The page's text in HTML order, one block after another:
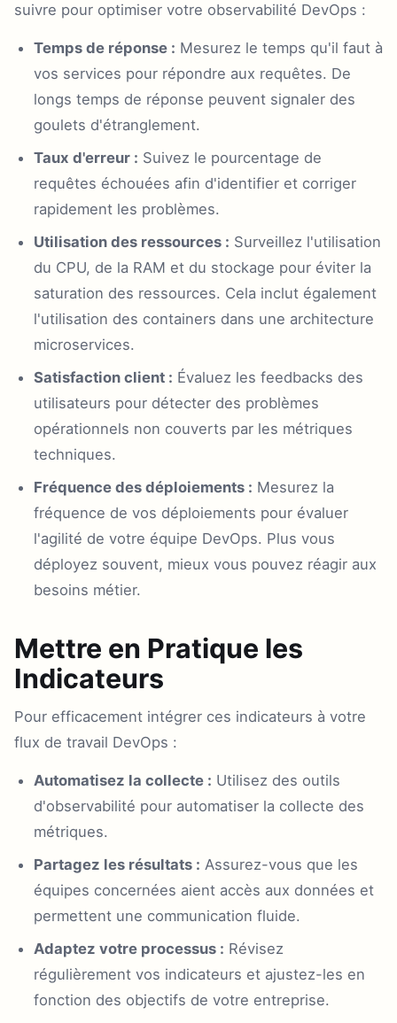
suivre pour optimiser votre observabilité DevOps :
Temps de réponse : Mesurez le temps qu'il faut à
vos services pour répondre aux requêtes. De
longs temps de réponse peuvent signaler des
goulets d'étranglement.
Taux d'erreur : Suivez le pourcentage de
requêtes échouées afin d'identifier et corriger
rapidement les problèmes.
Utilisation des ressources : Surveillez l'utilisation
du CPU, de la RAM et du stockage pour éviter la
saturation des ressources. Cela inclut également
l'utilisation des containers dans une architecture
microservices.
Satisfaction client : Évaluez les feedbacks des
utilisateurs pour détecter des problèmes
opérationnels non couverts par les métriques
techniques.
Fréquence des déploiements : Mesurez la
fréquence de vos déploiements pour évaluer
l'agilité de votre équipe DevOps. Plus vous
déployez souvent, mieux vous pouvez réagir aux
besoins métier.
Mettre en Pratique les
Indicateurs
Pour efficacement intégrer ces indicateurs à votre
flux de travail DevOps :
Automatisez la collecte : Utilisez des outils
d'observabilité pour automatiser la collecte des
métriques.
Partagez les résultats : Assurez-vous que les
équipes concernées aient accès aux données et
permettent une communication fluide.
Adaptez votre processus : Révisez
régulièrement vos indicateurs et ajustez-les en
fonction des objectifs de votre entreprise.